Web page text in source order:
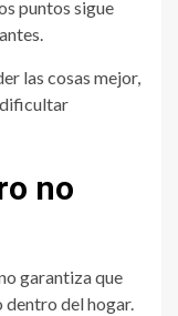
puntos sigue
las cosas mejor,
dificultar
no
garantiza que
dentro del hogar.